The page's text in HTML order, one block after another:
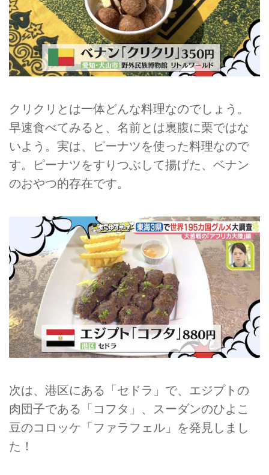
クリクリとは一体どんな料理なのでしょう。
早速食べてみると、名前とは裏腹に栗ではな
いよう。実は、ピーナツを使った料理なので
す。ピーナツをすりつぶして揚げた、ベナン
のおやつ的存在です。
次は、港区にある「セドラ」で、エジプトの
肉団子である「コフタ」、スーダンのひよこ
豆のコロッケ「ファラフェル」を発見しまし
た！